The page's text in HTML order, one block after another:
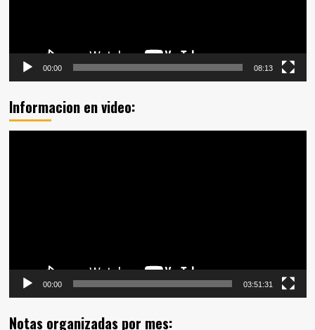
00:00 08:13
Informacion en video:
00:00 03:51:31
Notas organizadas por mes: